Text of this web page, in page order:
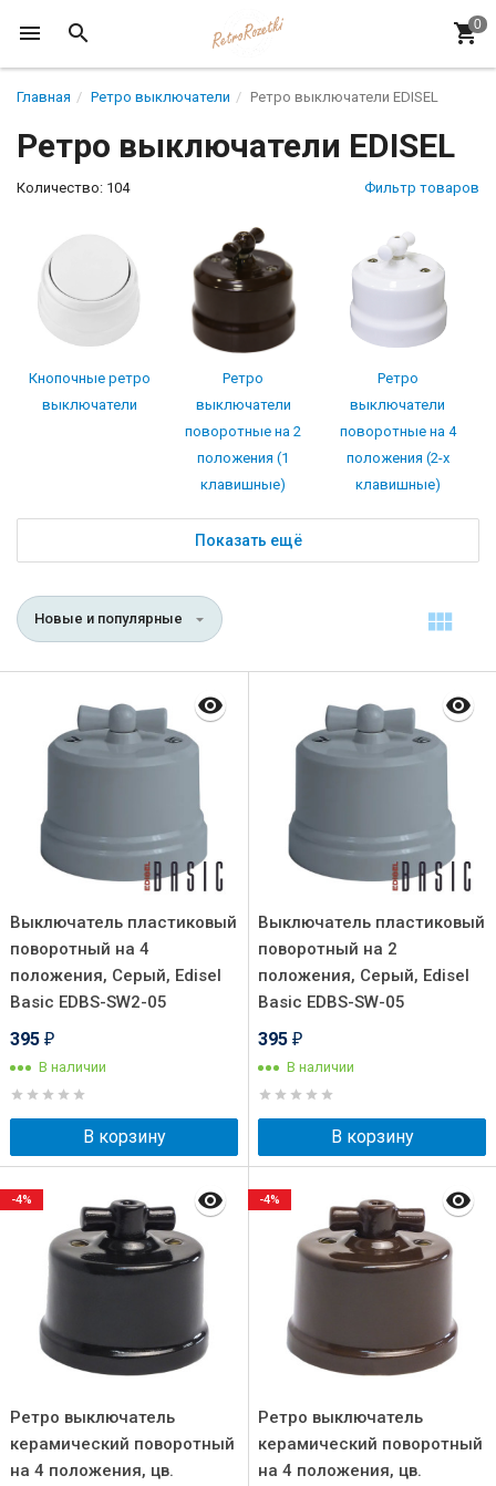
Главная Ретро выключатели Ретро выключатели EDISEL
Ретро выключатели EDISEL
Количество: 104 Фильтр товаров
Кнопочные ретро
выключатели
Ретро
выключатели
поворотные на 2
положения (1
клавишные)
Ретро
выключатели
поворотные на 4
положения (2-х
клавишные)
Показать ещё
Новые и популярные
Выключатель пластиковый
поворотный на 4
положения, Серый, Edisel
Basic EDBS-SW2-05
395 ₽
В наличии
В корзину
Выключатель пластиковый
поворотный на 2
положения, Серый, Edisel
Basic EDBS-SW-05
395 ₽
В наличии
В корзину
Ретро выключатель
керамический поворотный
на 4 положения, цв.
-4%
Ретро выключатель
керамический поворотный
на 4 положения, цв.
-4%